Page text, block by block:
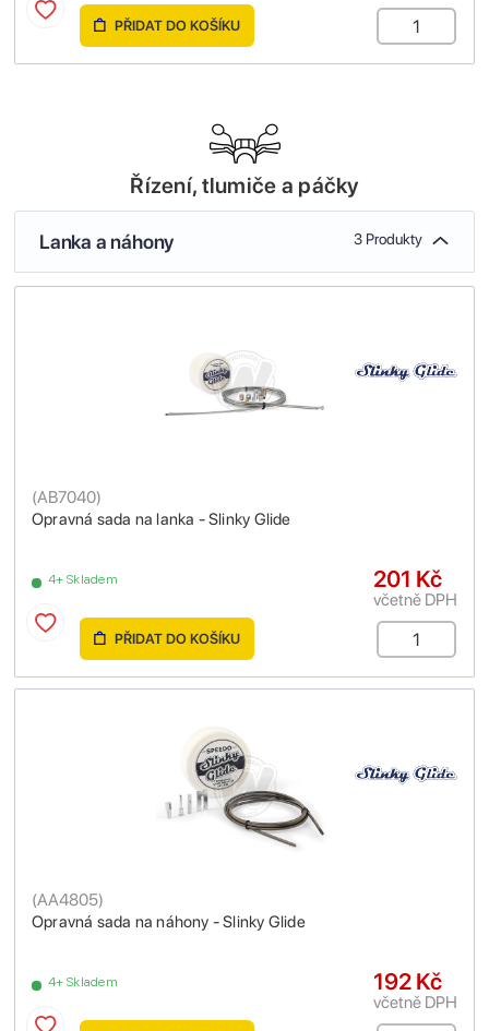
PŘIDAT DO KOŠÍKU
Řízení, tlumiče a páčky
Lanka a náhony 3 Produkty
Opravná sada na lanka - Slinky Glide
(AB7040)
4+ Skladem 201 Kč
včetně DPH
PŘIDAT DO KOŠÍKU
Opravná sada na náhony - Slinky Glide
(AA4805)
4+ Skladem 192 Kč
včetně DPH